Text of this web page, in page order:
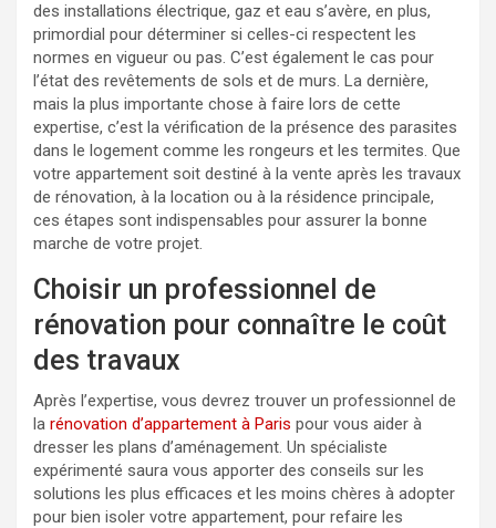
des installations électrique, gaz et eau s’avère, en plus,
primordial pour déterminer si celles-ci respectent les
normes en vigueur ou pas. C’est également le cas pour
l’état des revêtements de sols et de murs. La dernière,
mais la plus importante chose à faire lors de cette
expertise, c’est la vérification de la présence des parasites
dans le logement comme les rongeurs et les termites. Que
votre appartement soit destiné à la vente après les travaux
de rénovation, à la location ou à la résidence principale,
ces étapes sont indispensables pour assurer la bonne
marche de votre projet.
Choisir un professionnel de
rénovation pour connaître le coût
des travaux
Après l’expertise, vous devrez trouver un professionnel de
la rénovation d’appartement à Paris pour vous aider à
dresser les plans d’aménagement. Un spécialiste
expérimenté saura vous apporter des conseils sur les
solutions les plus efficaces et les moins chères à adopter
pour bien isoler votre appartement, pour refaire les